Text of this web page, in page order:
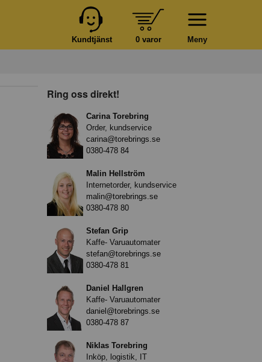
Meny
0 varor
Kundtjänst
Ring oss direkt!
Carina Torebring
Order, kundservice
carina@torebrings.se
0380-478 84
Malin Hellström
Internetorder, kundservice
malin@torebrings.se
0380-478 80
Stefan Grip
Kaffe- Varuautomater
stefan@torebrings.se
0380-478 81
Daniel Hallgren
Kaffe- Varuautomater
daniel@torebrings.se
0380-478 87
Niklas Torebring
Inköp, logistik, IT